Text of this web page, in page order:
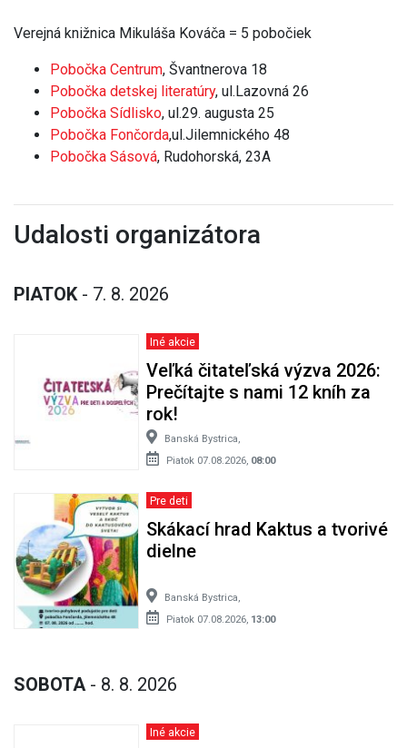
Verejná knižnica Mikuláša Kováča = 5 pobočiek
Pobočka Centrum, Švantnerova 18
Pobočka detskej literatúry, ul.Lazovná 26
Pobočka Sídlisko, ul.29. augusta 25
Pobočka Fončorda,ul.Jilemnického 48
Pobočka Sásová, Rudohorská, 23A
Udalosti organizátora
PIATOK - 7. 8. 2026
Iné akcie
Veľká čitateľská výzva 2026:
Prečítajte s nami 12 kníh za
rok!
Banská Bystrica,
Piatok 07.08.2026, 08:00
Pre deti
Skákací hrad Kaktus a tvorivé
dielne
Banská Bystrica,
Piatok 07.08.2026, 13:00
SOBOTA - 8. 8. 2026
Iné akcie